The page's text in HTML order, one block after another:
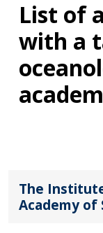
List of
with a
The
Academy of